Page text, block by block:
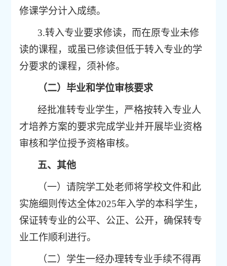
修课学分计入成绩。
3.转入专业要求修读，而在原专业未修
读的课程，或虽已修读但低于转入专业的学
分要求的课程，须补修。
（二）毕业和学位审核要求
经批准转专业学生，严格按转入专业人
才培养方案的要求完成学业并开展毕业资格
审核和学位授予资格审核。
五、其他
（一）请院学工处老师将学校文件和此
实施细则传达全体2025年入学的本科学生，
保证转专业的公平、公正、公开，确保转专
业工作顺利进行。
（二）学生一经办理转专业手续不得再